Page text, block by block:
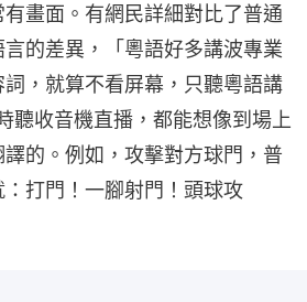
畫面。有網民詳細對比了普通
的差異，「粵語好多講波專業
，就算不看屏幕，只聽粵語講
聽收音機直播，都能想像到場上
的。例如，攻擊對方球門，普
打門！一腳射門！頭球攻